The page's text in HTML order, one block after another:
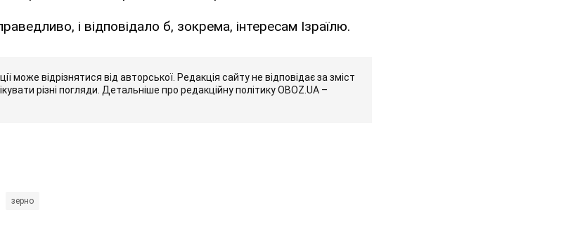
і відповідало б, зокрема, інтересам Ізраїлю.
може відрізнятися від авторської. Редакція сайту не відповідає за зміст
різні погляди. Детальніше про редакційну політику OBOZ.UA –
зерно